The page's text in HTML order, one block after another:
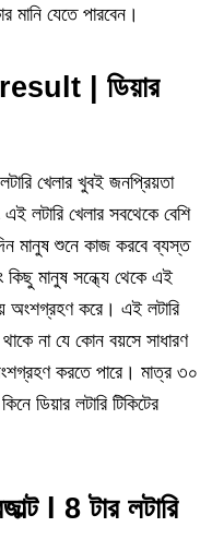
মানি যেতে পারবেন।
| ডিয়ার
খেলার খুবই জনপ্রিয়তা
লটারি খেলার সবথেকে বেশি
মানুষ শুনে কাজ করবে ব্যস্ত
কিছু মানুষ সন্ধ্যে থেকে এই
অংশগ্রহণ করে। এই লটারি
না যে কোন বয়সে সাধারণ
করতে পারে। মাত্র ৩০
ডিয়ার লটারি টিকিটের
l 8 টার লটারি